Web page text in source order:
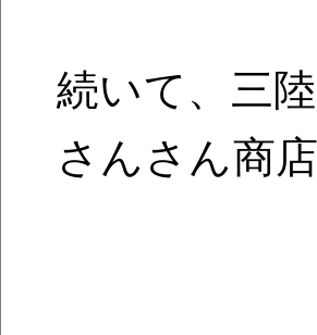
続いて、三
さんさん商